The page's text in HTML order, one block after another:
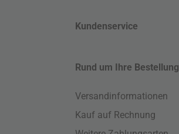
Kundenservice
Rund um Ihre Bestellung
Versandinformationen
Kauf auf Rechnung